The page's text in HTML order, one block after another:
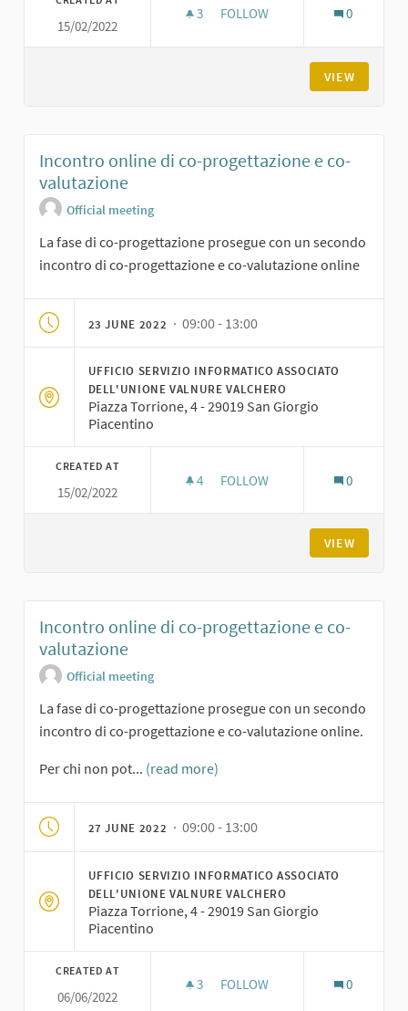
15/02/2022
3 3 FOLLOWERS
FOLLOW 0
VIEW
Incontro online di co-progettazione e co-
valutazione
Official meeting
La fase di co-progettazione prosegue con un secondo
incontro di co-progettazione e co-valutazione online
23 JUNE 2022 · 09:00 - 13:00
UFFICIO SERVIZIO INFORMATICO ASSOCIATO
DELL'UNIONE VALNURE VALCHERO
Piazza Torrione, 4 - 29019 San Giorgio
Piacentino
CREATED AT
15/02/2022
4 4 FOLLOWERS
FOLLOW 0
VIEW
Incontro online di co-progettazione e co-
valutazione
Official meeting
La fase di co-progettazione prosegue con un secondo
incontro di co-progettazione e co-valutazione online.
Per chi non pot... (read more)
27 JUNE 2022 · 09:00 - 13:00
UFFICIO SERVIZIO INFORMATICO ASSOCIATO
DELL'UNIONE VALNURE VALCHERO
Piazza Torrione, 4 - 29019 San Giorgio
Piacentino
CREATED AT
06/06/2022
3 3 FOLLOWERS
FOLLOW 0